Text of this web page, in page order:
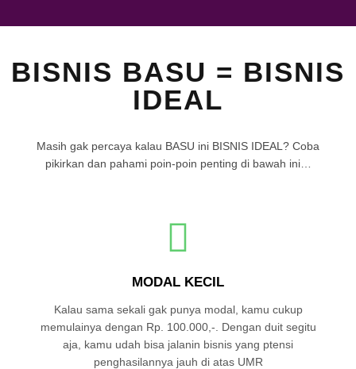
BISNIS BASU = BISNIS
IDEAL
Masih gak percaya kalau BASU ini BISNIS IDEAL? Coba
pikirkan dan pahami poin-poin penting di bawah ini…
MODAL KECIL
Kalau sama sekali gak punya modal, kamu cukup
memulainya dengan Rp. 100.000,-. Dengan duit segitu
aja, kamu udah bisa jalanin bisnis yang ptensi
penghasilannya jauh di atas UMR